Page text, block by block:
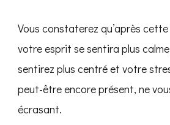
Vous constaterez qu’après cette
votre esprit se sentira plus
sentirez plus centré et votre
peut-être encore présent, ne
écrasant.